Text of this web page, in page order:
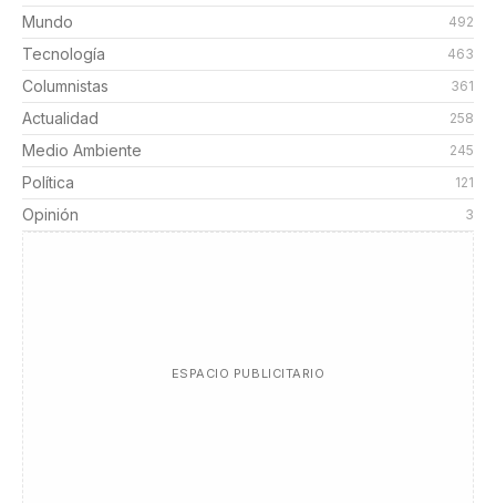
Mundo 492
Tecnología 463
Columnistas 361
Actualidad 258
Medio Ambiente 245
Política 121
Opinión 3
ESPACIO PUBLICITARIO